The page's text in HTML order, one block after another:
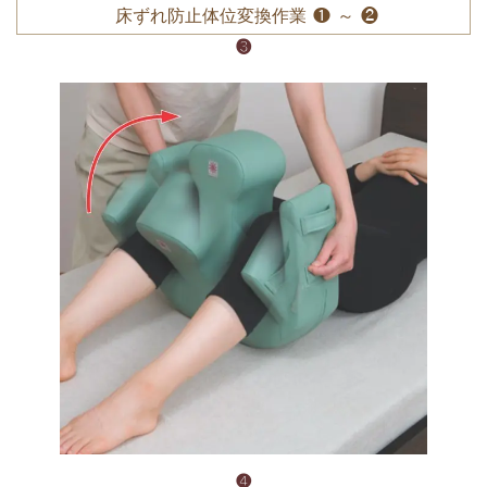
床ずれ防止体位変換作業 ❶ ～ ❷
❸
❹